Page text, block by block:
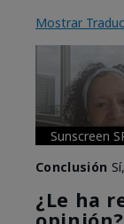
Mostrar
Sunscreen
Conclusión
¿Le ha